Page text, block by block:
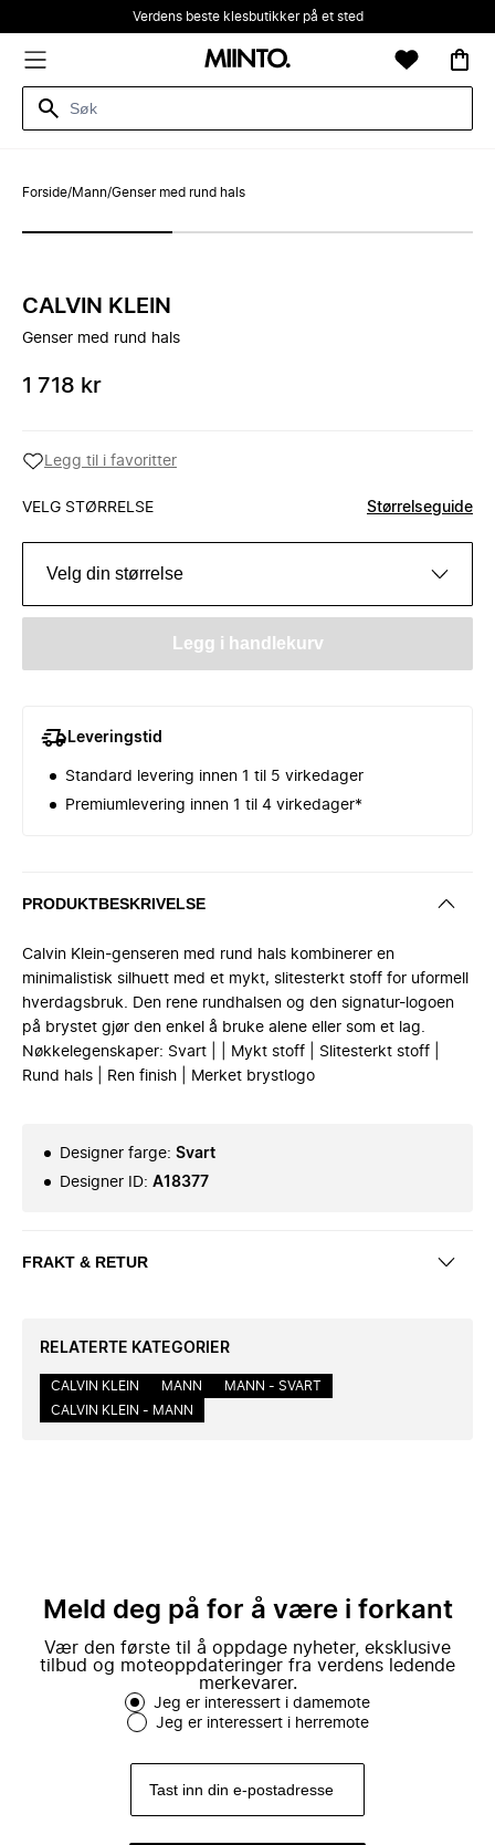
Verdens beste klesbutikker på et sted
Forside/Mann/Genser med rund hals
CALVIN KLEIN
Genser med rund hals
1 718 kr
Legg til i favoritter
VELG STØRRELSE Størrelseguide
Velg din størrelse
Legg i handlekurv
Leveringstid
Standard levering innen 1 til 5 virkedager
Premiumlevering innen 1 til 4 virkedager*
PRODUKTBESKRIVELSE
Calvin Klein-genseren med rund hals kombinerer en
minimalistisk silhuett med et mykt, slitesterkt stoff for uformell
hverdagsbruk. Den rene rundhalsen og den signatur-logoen
på brystet gjør den enkel å bruke alene eller som et lag.
Nøkkelegenskaper: Svart | | Mykt stoff | Slitesterkt stoff |
Rund hals | Ren finish | Merket brystlogo
Designer farge: Svart
Designer ID: A18377
FRAKT & RETUR
RELATERTE KATEGORIER
CALVIN KLEIN MANN
MANN - SVART
CALVIN KLEIN - MANN
Meld deg på for å være i forkant
Vær den første til å oppdage nyheter, eksklusive
tilbud og moteoppdateringer fra verdens ledende
merkevarer.
Jeg er interessert i damemote
Jeg er interessert i herremote